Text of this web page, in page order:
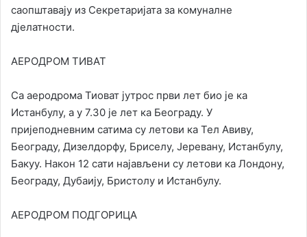
саопштавају из Секретаријата за комуналне
дјелатности.
АЕРОДРОМ ТИВАТ
Са аеродрома Тиоват јутрос први лет био је ка
Истанбулу, а у 7.30 је лет ка Београду. У
пријеподневним сатима су летови ка Тел Авиву,
Београду, Дизелдорфу, Бриселу, Јеревану, Истанбулу,
Бакуу. Након 12 сати најављени су летови ка Лондону,
Београду, Дубаију, Бристолу и Истанбулу.
АЕРОДРОМ ПОДГОРИЦА